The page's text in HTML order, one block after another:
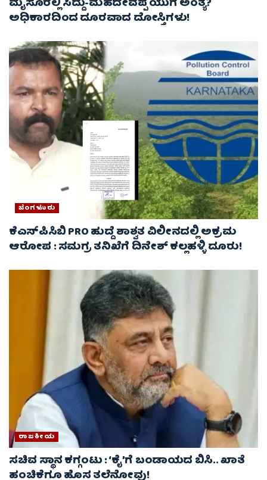
ಮೈಸೂರಲ್ಲಿ ಸಿದ್ದು-ಮಹದೇವಪ್ಪ ಯುಗ ಅಂತ್ಯ?
ಅಧಿಕಾರದಿಂದ ದೂರವಾದ ದೋಸ್ತಿಗಳು!
ಬೆಂಗಳೂರು
ಕೆಎಸ್‌ಪಿಸಿಬಿ PRO ಹುದ್ದೆ ಶಾಶ್ವತ ವಿಲೀನದಲ್ಲಿ ಅಕ್ರಮ
ಆರೋಪ : ಸಮಗ್ರ ತನಿಖೆಗೆ ದಿನೇಶ್ ಕಲ್ಲಹಳ್ಳಿ ದೂರು!
ರಾಜಕೀಯ
ಸಚಿವ ಸ್ಥಾನ ಕಗ್ಗಂಟು : ‘ಕೈ’ಗೆ ಬಂಡಾಯದ ಬಿಸಿ.. ಖಾತೆ
ಹಂಚಿಕೆಗೂ ಹೊಸ ತಲೆನೋವು!